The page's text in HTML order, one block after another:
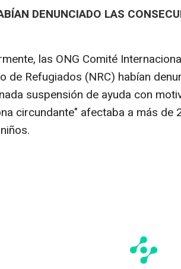
DENUNCIADO LAS
las ONG Comité
de Refugiados (NRC) habían
suspensión de ayuda con
circundante" afectaba a más de